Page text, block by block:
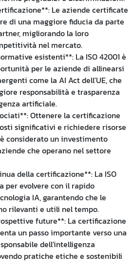
Le aziende certificate
di una maggiore fiducia da parte
migliorando la loro
nel mercato.
esistenti**: La ISO 42001 è
per le aziende di allinearsi
come la AI Act dell'UE, che
responsabilità e trasparenza
artificiale.
Ottenere la certificazione
significativi e richiedere risorse
considerato un investimento
che operano nel settore
della certificazione**: La ISO
per evolvere con il rapido
IA, garantendo che le
rilevanti e utili nel tempo.
future**: La certificazione
un passo importante verso una
dell'intelligenza
pratiche etiche e sostenibili